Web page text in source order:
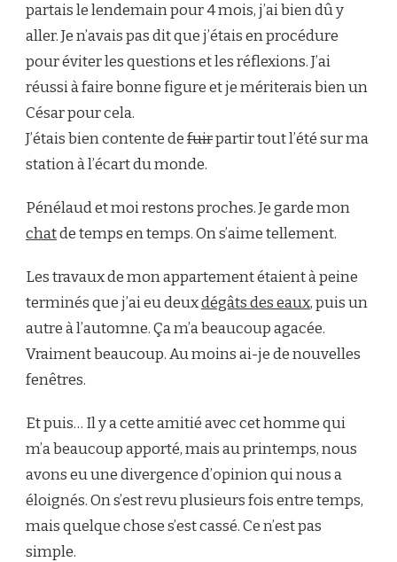
partais le lendemain pour 4 mois, j’ai bien dû y
aller. Je n’avais pas dit que j’étais en procédure
pour éviter les questions et les réflexions. J’ai
réussi à faire bonne figure et je mériterais bien un
César pour cela.
J’étais bien contente defuirpartir tout l’été sur ma
station à l’écart du monde.
Pénélaud et moi restons proches. Je garde mon
chatde temps en temps. On s’aime tellement.
Les travaux de mon appartement étaient à peine
terminés que j’ai eu deuxdégâts des eaux, puis un
autre à l’automne. Ça m’a beaucoup agacée.
Vraiment beaucoup. Au moins ai-je de nouvelles
fenêtres.
Et puis… Il y a cette amitié avec cet homme qui
m’a beaucoup apporté, mais au printemps, nous
avons eu une divergence d’opinion qui nous a
éloignés. On s’est revu plusieurs fois entre temps,
mais quelque chose s’est cassé. Ce n’est pas
simple.